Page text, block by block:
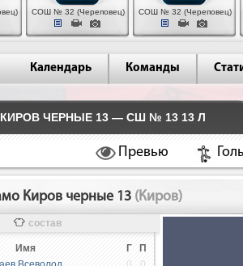
СОШ № 32 (Череповец) СОШ № 32 (Череповец)
Календарь Команды
ЧЕРНЫЕ 13 — СШ № 13 13 Л
Превью
Киров черные 13 (Киров)
состав
Имя Г П